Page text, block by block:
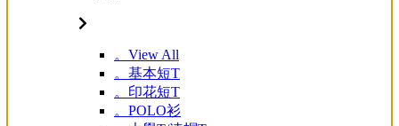
。View All
。基本短T
。印花短T
。POLO衫